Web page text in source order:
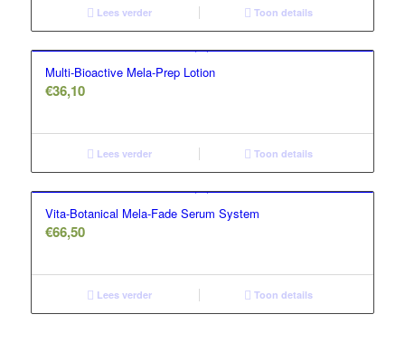
Luxuriuous Gift Sets
REF Stockholm
TALLOW + ASH
Huidconditie
Merken
Prijs
Lees verder Toon details
Multi-Bioactive Mela-Prep Lotion
€36,10
Lees verder Toon details
Vita-Botanical Mela-Fade Serum System
€66,50
Lees verder Toon details